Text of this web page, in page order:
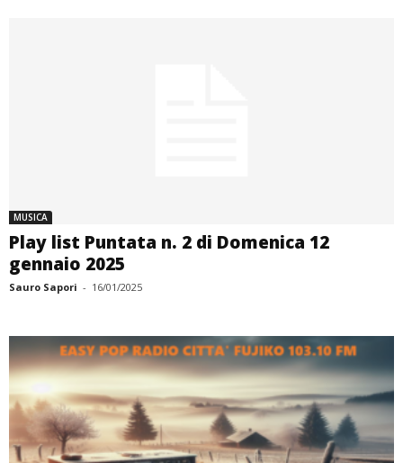
MUSICA
Play list Puntata n. 2 di Domenica 12
gennaio 2025
Sauro Sapori - 16/01/2025